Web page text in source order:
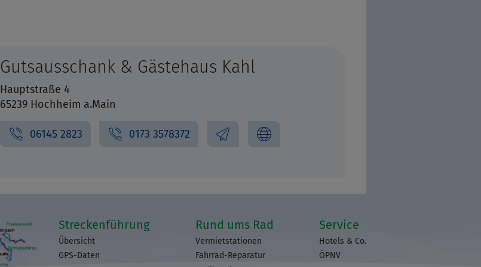
Gutsausschank & Gästehaus Kahl
Hauptstraße 4
65239 Hochheim a.Main
06145 2823 0173 3578372
Streckenführung
Übersicht
GPS-Daten
Rund ums Rad
Vermietstationen
Fahrrad-Reparatur
Service
Hotels & Co.
ÖPNV